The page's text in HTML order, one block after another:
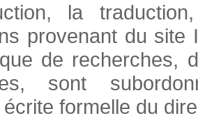
la
provenant du
de recherches,
sont
formelle du